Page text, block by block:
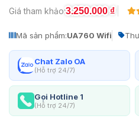
Giá tham khảo:3.250.000₫
Mã sản phẩm:UA760 Wifi
Chat Zalo OA
(Hỗ trợ 24/7)
Gọi Hotline 1
(Hỗ trợ 24/7)